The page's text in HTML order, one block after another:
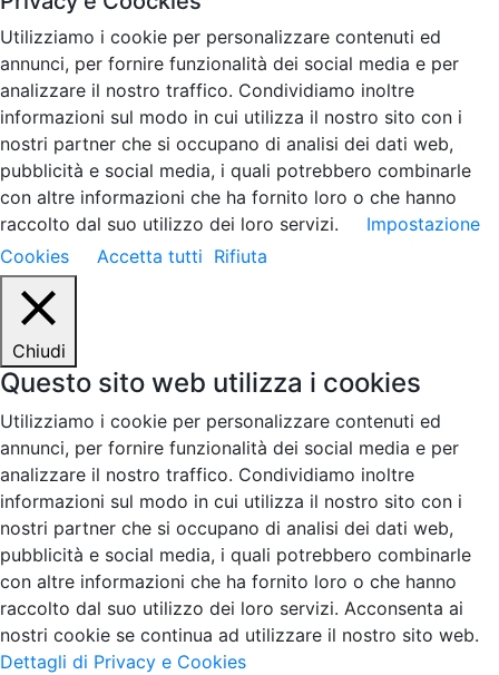
Utilizziamo i cookie per personalizzare contenuti ed
annunci, per fornire funzionalità dei social media e per
analizzare il nostro traffico. Condividiamo inoltre
informazioni sul modo in cui utilizza il nostro sito con i
nostri partner che si occupano di analisi dei dati web,
pubblicità e social media, i quali potrebbero combinarle
con altre informazioni che ha fornito loro o che hanno
raccolto dal suo utilizzo dei loro servizi.
Impostazione
Cookies
Accetta tutti Rifiuta
Chiudi
Questo sito web utilizza i cookies
Utilizziamo i cookie per personalizzare contenuti ed
annunci, per fornire funzionalità dei social media e per
analizzare il nostro traffico. Condividiamo inoltre
informazioni sul modo in cui utilizza il nostro sito con i
nostri partner che si occupano di analisi dei dati web,
pubblicità e social media, i quali potrebbero combinarle
con altre informazioni che ha fornito loro o che hanno
raccolto dal suo utilizzo dei loro servizi. Acconsenta ai
nostri cookie se continua ad utilizzare il nostro sito web.
Dettagli di Privacy e Cookies